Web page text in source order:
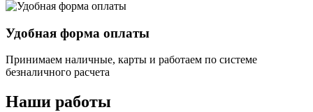
Удобная форма оплаты
Принимаем наличные, карты и работаем по системе
безналичного расчета
Наши работы